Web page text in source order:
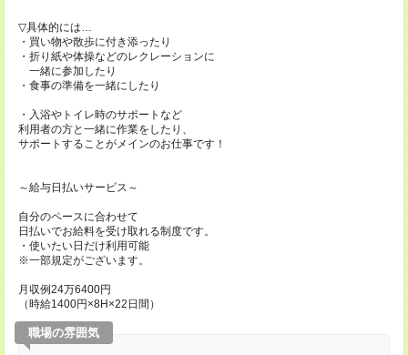
▽具体的には…
・買い物や散歩に付き添ったり
・折り紙や体操などのレクレーションに
一緒に参加したり
・食事の準備を一緒にしたり
・入浴やトイレ時のサポートなど
利用者の方と一緒に作業をしたり、
サポートすることがメインのお仕事です！
～給与日払いサービス～
自分のペースに合わせて
日払いでお給料を受け取れる制度です。
・使いたい日だけ利用可能
※一部規定がございます。
月収例24万6400円
（時給1400円×8H×22日間）
職場の雰囲気